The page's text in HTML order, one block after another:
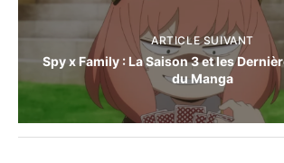
ARTICLE SUIVANT
Spy x Family : La Saison 3 et les
du Manga